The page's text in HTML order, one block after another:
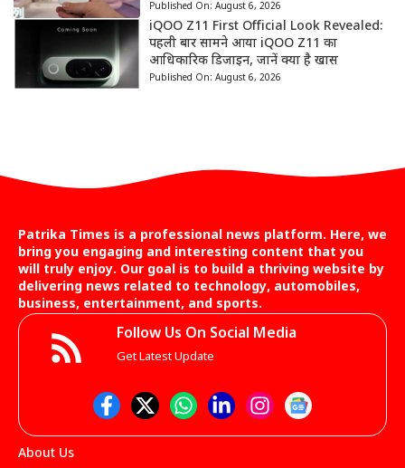
Published On: August 6, 2026
iQOO Z11 First Official Look Revealed:
पहली बार सामने आया iQOO Z11 का
आधिकारिक डिजाइन, जानें क्या है खास
Published On: August 6, 2026
Patrika Times is a professional news platform. Here, we
bring you engaging and interesting content that you
will truly enjoy. Our goal is to build a thriving website by
delivering news related to technology, automobiles,
business, entertainment, and sports.
Follow Us On Social Media
Get Latest Update
About Us